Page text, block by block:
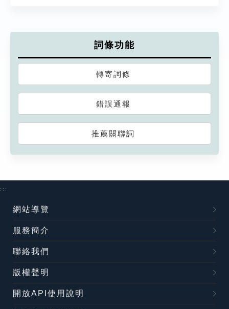
詞條功能
轉寄詞條
錯誤通報
推薦關聯詞
:::
網站導覽
服務簡介
聯絡我們
版權聲明
開放API使用說明